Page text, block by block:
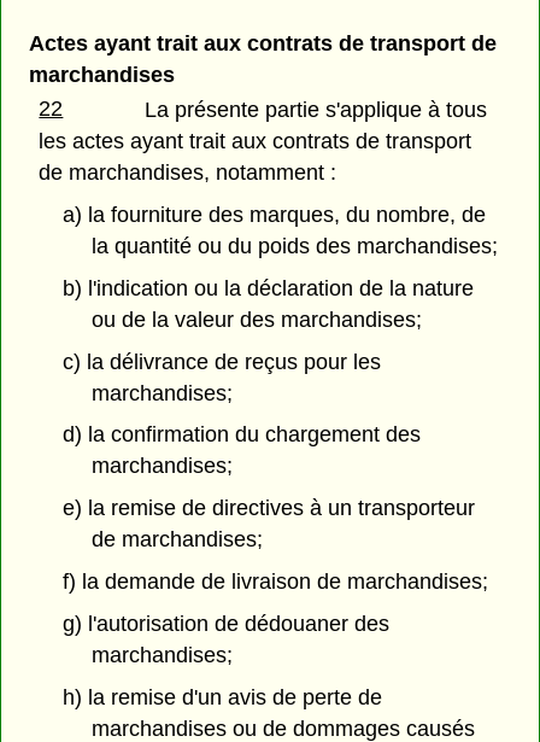
Actes ayant trait aux contrats de transport de
marchandises
22
La présente partie s'applique à tous
les actes ayant trait aux contrats de transport
de marchandises, notamment :
a) la fourniture des marques, du nombre, de
la quantité ou du poids des marchandises;
b) l'indication ou la déclaration de la nature
ou de la valeur des marchandises;
c) la délivrance de reçus pour les
marchandises;
d) la confirmation du chargement des
marchandises;
e) la remise de directives à un transporteur
de marchandises;
f) la demande de livraison de marchandises;
g) l'autorisation de dédouaner des
marchandises;
h) la remise d'un avis de perte de
marchandises ou de dommages causés